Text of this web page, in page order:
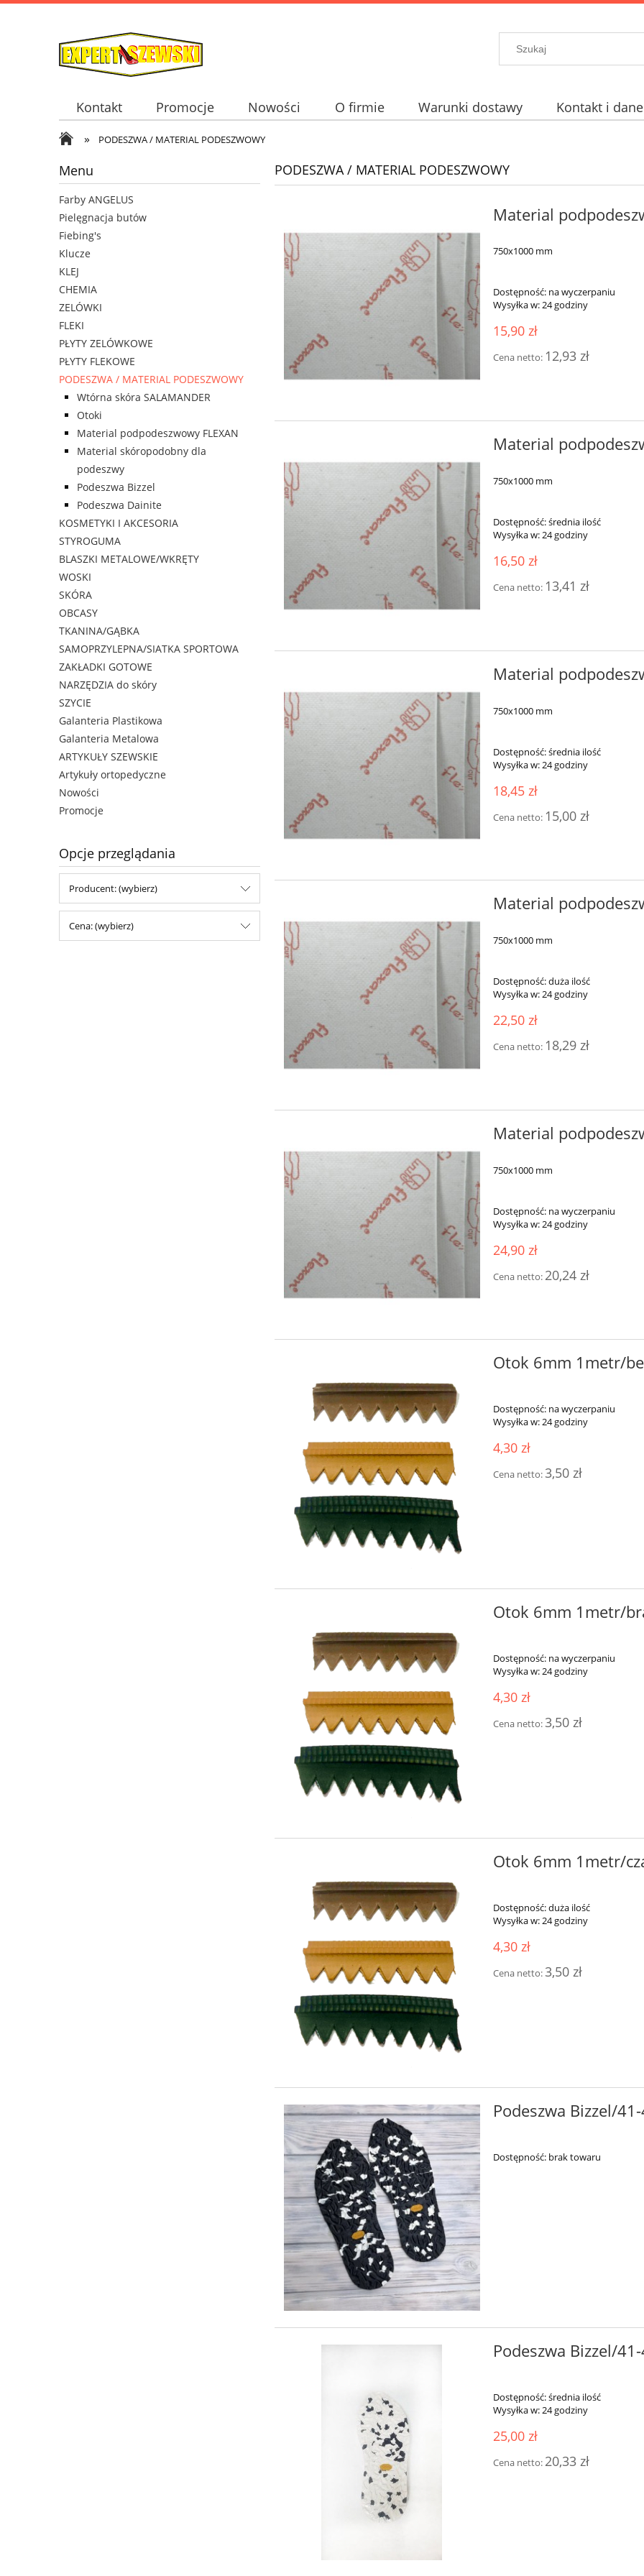
Kontakt Promocje Nowości O firmie Warunki dostawy Kontakt i
» PODESZWA / MATERIAL PODESZWOWY
Menu
Farby ANGELUS
Pielęgnacja butów
Fiebing's
Klucze
KLEJ
CHEMIA
ZELÓWKI
FLEKI
PŁYTY ZELÓWKOWE
PŁYTY FLEKOWE
PODESZWA / MATERIAL PODESZWOWY
Wtórna skóra SALAMANDER
Otoki
Material podpodeszwowy FLEXAN
Material skóropodobny dla
podeszwy
Podeszwa Bizzel
Podeszwa Dainite
KOSMETYKI I AKCESORIA
STYROGUMA
BLASZKI METALOWE/WKRĘTY
WOSKI
SKÓRA
OBCASY
TKANINA/GĄBKA
SAMOPRZYLEPNA/SIATKA SPORTOWA
ZAKŁADKI GOTOWE
NARZĘDZIA do skóry
SZYCIE
Galanteria Plastikowa
Galanteria Metalowa
ARTYKUŁY SZEWSKIE
Artykuły ortopedyczne
Nowości
Promocje
Opcje przeglądania
Producent: (wybierz)
Cena: (wybierz)
PODESZWA / MATERIAL PODESZWOWY
Material
750x1000 mm
Dostępność: na wyczerpaniu
Wysyłka w:24 godziny
15,90 zł
Cena netto: 12,93 zł
Material
750x1000 mm
Dostępność:średnia ilość
Wysyłka w:24 godziny
16,50 zł
Cena netto: 13,41 zł
Material
750x1000 mm
Dostępność:średnia ilość
Wysyłka w: 24 godziny
18,45 zł
Cena netto: 15,00 zł
Material
750x1000 mm
Dostępność:duża ilość
Wysyłka w:24 godziny
22,50 zł
Cena netto: 18,29 zł
Material
750x1000 mm
Dostępność: na wyczerpaniu
Wysyłka w: 24 godziny
24,90 zł
Cena netto: 20,24 zł
Otok 6mm 1metr/
Dostępność: na wyczerpaniu
Wysyłka w:24 godziny
4,30 zł
Cena netto:3,50 zł
Otok 6mm 1metr/
Dostępność: na wyczerpaniu
Wysyłka w:24 godziny
4,30 zł
Cena netto:3,50 zł
Otok 6mm 1metr/
Dostępność:duża ilość
Wysyłka w:24 godziny
4,30 zł
Cena netto:3,50 zł
Podeszwa Bizzel/
Dostępność: brak towaru
Podeszwa Bizzel/
Dostępność:średnia ilość
Wysyłka w:24 godziny
25,00 zł
Cena netto: 20,33 zł